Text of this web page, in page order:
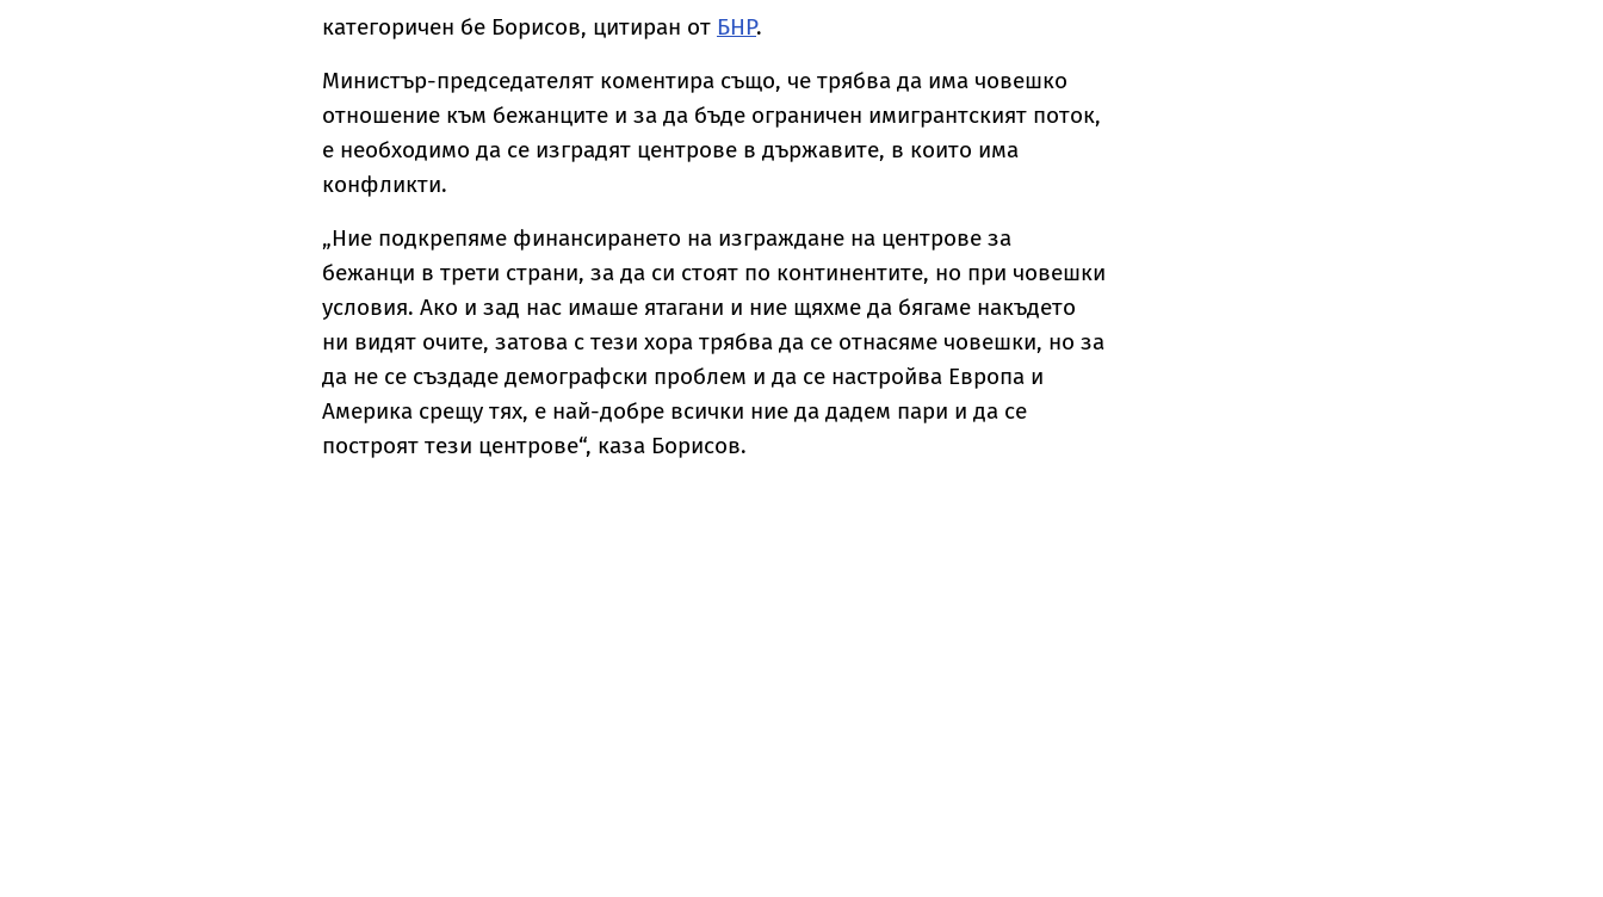
категоричен бе Борисов, цитиран от БНР.
Министър-председателят коментира също, че трябва да има човешко
отношение към бежанците и за да бъде ограничен имигрантският поток,
е необходимо да се изградят центрове в държавите, в които има
конфликти.
„Ние подкрепяме финансирането на изграждане на центрове за
бежанци в трети страни, за да си стоят по континентите, но при човешки
условия. Ако и зад нас имаше ятагани и ние щяхме да бягаме накъдето
ни видят очите, затова с тези хора трябва да се отнасяме човешки, но за
да не се създаде демографски проблем и да се настройва Европа и
Америка срещу тях, е най-добре всички ние да дадем пари и да се
построят тези центрове“, каза Борисов.